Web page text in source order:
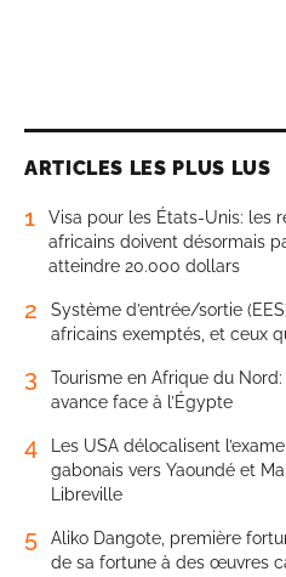
ARTICLES LES PLUS LUS
1
Visa pour les États-Unis: les
africains doivent désormais
atteindre 20.000 dollars
2
Système d’entrée/sortie
africains exemptés, et ceux
3
Tourisme en Afrique du
avance face à l’Égypte
4
Les USA délocalisent
gabonais vers Yaoundé et
Libreville
5
Aliko Dangote, première
de sa fortune à des œuvres